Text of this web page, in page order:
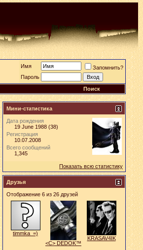
Имя
Запомнить?
Пароль
Поиск
Мини-статистика
Дата рождения
19 June 1988 (38)
Регистрация
10.07.2008
Всего сообщений
1,345
Показать всю статистику
Друзья
Отображение 6 из 26 друзей
timmka_=)
<C> DEDOK™
KRASAV4IK